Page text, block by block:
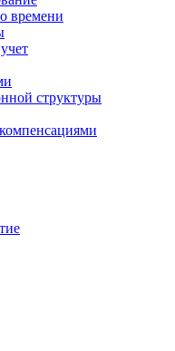
времени
структуры